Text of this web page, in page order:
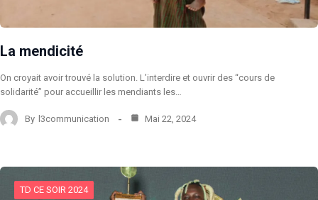
La mendicité
On croyait avoir trouvé la solution. L’interdire et ouvrir des “cours de
solidarité” pour accueillir les mendiants les…
By l3communication Mai 22, 2024
TD CE SOIR 2024